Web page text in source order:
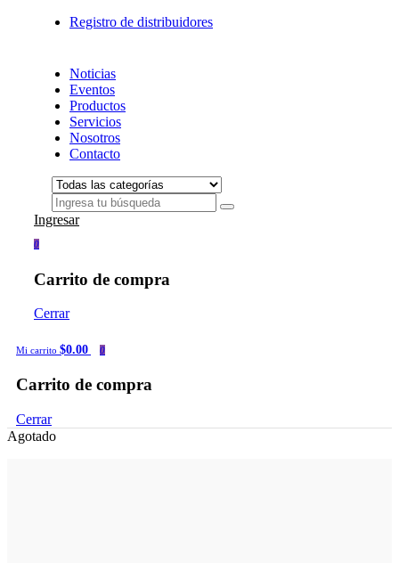
Registro de distribuidores
Noticias
Eventos
Productos
Servicios
Nosotros
Contacto
Ingresar
0
Carrito de compra
Cerrar
Mi carrito $0.00 0
Carrito de compra
Cerrar
Agotado